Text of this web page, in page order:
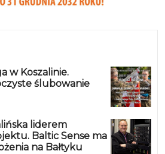
w Koszalinie.
ślubowanie
liderem
Baltic Sense ma
na Bałtyku